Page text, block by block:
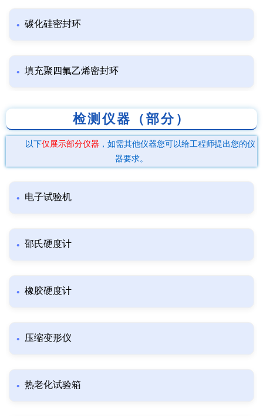
碳化硅密封环
填充聚四氟乙烯密封环
检测仪器（部分）
以下仅展示部分仪器 ，如需其他仪器您可以给工程师提出您的仪
器要求。
电子试验机
邵氏硬度计
橡胶硬度计
压缩变形仪
热老化试验箱